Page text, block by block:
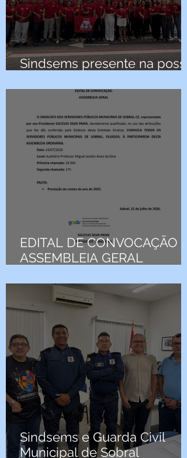
Sindsems presente na posse
EDITAL DE CONVOCAÇÃO |
ASSEMBLEIA GERAL
Sindsems e Guarda Civil
Municipal de Sobral